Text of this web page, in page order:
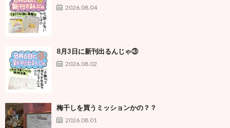
2026.08.04
8月3日に新刊出るんじゃ③
2026.08.02
梅干しを買うミッションかの？？
2026.08.01